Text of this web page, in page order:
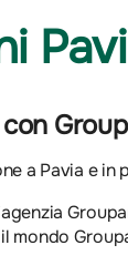
a Pavia e
mondo